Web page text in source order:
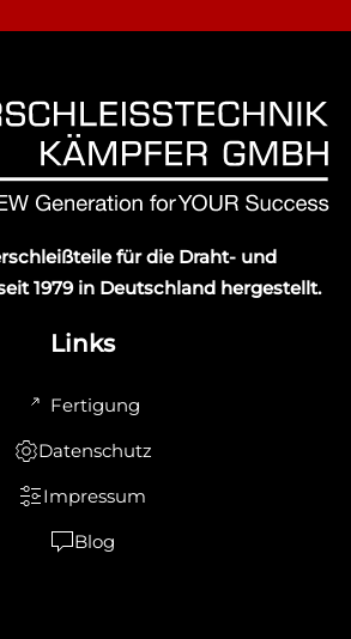
für die Draht- und
1979 in Deutschland hergestellt.
Links
Fertigung
Datenschutz
Impressum
Blog